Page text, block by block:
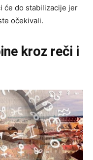
će do stabilizacije jer
očekivali.
kroz reči i